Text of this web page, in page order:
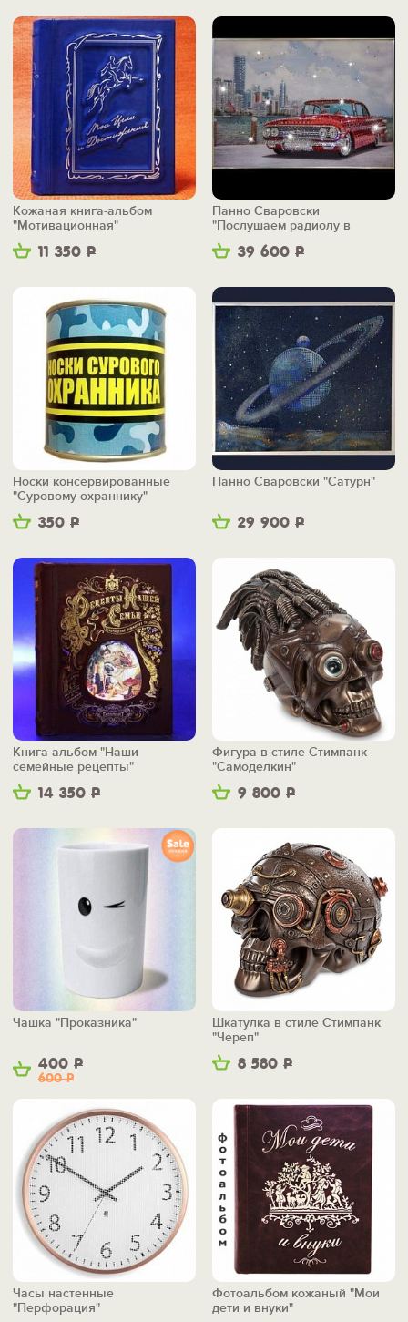
11 350 Р
Кожаная книга-альбом
"Мотивационная"
39 600 Р
Панно Сваровски
"Послушаем радиолу в
ретроавто?"
350 Р
Носки консервированные
"Суровому охраннику"
29 900 Р
Панно Сваровски "Сатурн"
14 350 Р
Книга-альбом "Наши
семейные рецепты"
9 800 Р
Фигура в стиле Стимпанк
"Самоделкин"
400 Р
600Р
Чашка "Проказника"
8 580 Р
Шкатулка в стиле Стимпанк
"Череп"
Часы настенные
"Перфорация"
Фотоальбом кожаный "Мои
дети и внуки"